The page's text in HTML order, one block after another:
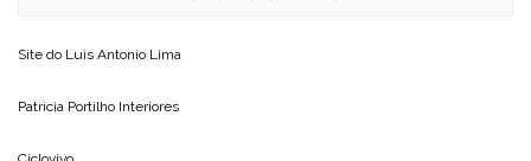
Site do Luis Antonio Lima
Patricia Portilho Interiores